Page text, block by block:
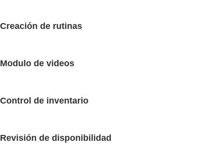
Creación de rutinas
Modulo de videos
Control de inventario
Revisión de disponibilidad